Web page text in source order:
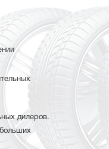
дилеров.